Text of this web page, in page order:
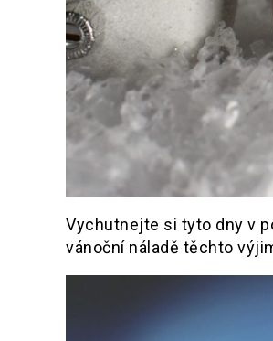
Vychutnejte si tyto dny v
vánoční náladě těchto